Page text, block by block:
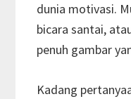
dunia motivasi.
bicara santai,
penuh gambar
Kadang